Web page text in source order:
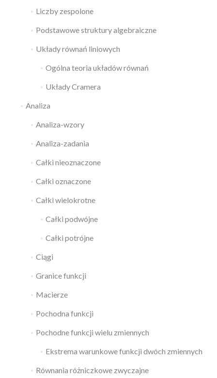
Liczby zespolone
Podstawowe struktury algebraiczne
Układy równań liniowych
Ogólna teoria układów równań
Układy Cramera
Analiza
Analiza-wzory
Analiza-zadania
Całki nieoznaczone
Całki oznaczone
Całki wielokrotne
Całki podwójne
Całki potrójne
Ciągi
Granice funkcji
Macierze
Pochodna funkcji
Pochodne funkcji wielu zmiennych
Ekstrema warunkowe funkcji dwóch zmiennych
Równania różniczkowe zwyczajne